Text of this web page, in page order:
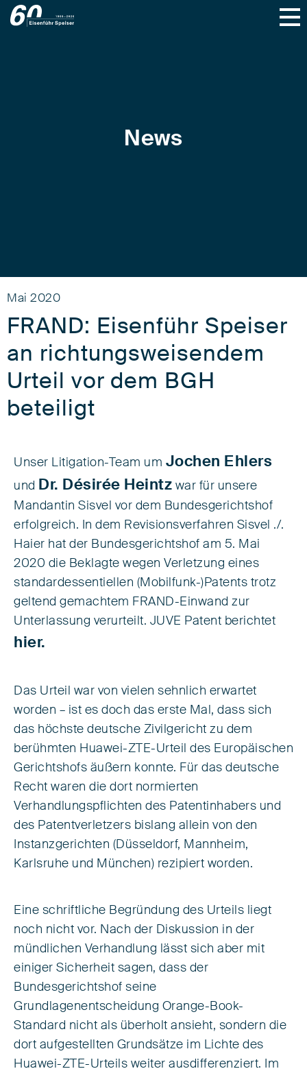
News
Mai 2020
FRAND: Eisenführ Speiser
an richtungsweisendem
Urteil vor dem BGH
beteiligt
Unser Litigation-Team um Jochen Ehlers
und Dr. Désirée Heintz war für unsere
Mandantin Sisvel vor dem Bundesgerichtshof
erfolgreich. In dem Revisionsverfahren Sisvel ./.
Haier hat der Bundesgerichtshof am 5. Mai
2020 die Beklagte wegen Verletzung eines
standardessentiellen (Mobilfunk-)Patents trotz
geltend gemachtem FRAND-Einwand zur
Unterlassung verurteilt. JUVE Patent berichtet
hier.
Das Urteil war von vielen sehnlich erwartet
worden – ist es doch das erste Mal, dass sich
das höchste deutsche Zivilgericht zu dem
berühmten Huawei-ZTE-Urteil des Europäischen
Gerichtshofs äußern konnte. Für das deutsche
Recht waren die dort normierten
Verhandlungspflichten des Patentinhabers und
des Patentverletzers bislang allein von den
Instanzgerichten (Düsseldorf, Mannheim,
Karlsruhe und München) rezipiert worden.
Eine schriftliche Begründung des Urteils liegt
noch nicht vor. Nach der Diskussion in der
mündlichen Verhandlung lässt sich aber mit
einiger Sicherheit sagen, dass der
Bundesgerichtshof seine
Grundlagenentscheidung Orange-Book-
Standard nicht als überholt ansieht, sondern die
dort aufgestellten Grundsätze im Lichte des
Huawei-ZTE-Urteils weiter ausdifferenziert. Im